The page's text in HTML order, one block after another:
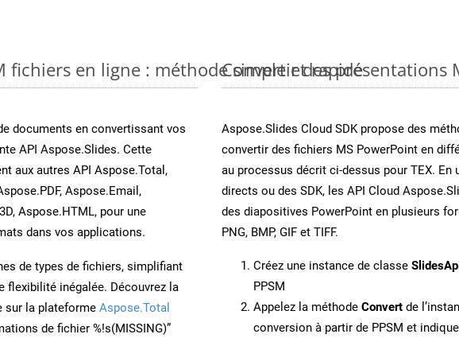
fichiers en ligne : méthode simple et rapide
documents en convertissant vos
API Aspose.Slides. Cette
aux autres API Aspose.Total,
Aspose.Email,
Aspose.HTML, pour une
dans vos applications.
de types de fichiers, simplifiant
flexibilité inégalée. Découvrez la
sur la plateforme Aspose.Total
de fichier %!s(MISSING)”
Convertir des présentations
Aspose.Slides Cloud SDK propose des
convertir des fichiers MS PowerPoint en
au processus décrit ci-dessus pour TEX. En
directs ou des SDK, les API Cloud
des diapositives PowerPoint en plusieurs
PNG, BMP, GIF et TIFF.
Créez une instance de classe
PPSM
Appelez la méthode Convert de
conversion à partir de PPSM et